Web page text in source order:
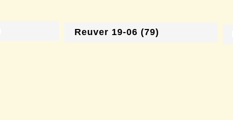
Reuver 19-06 (79)